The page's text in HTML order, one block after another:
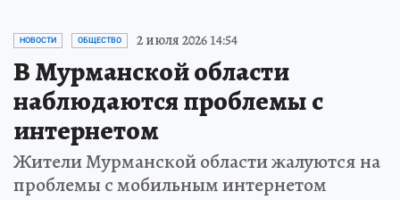
НОВОСТИ ОБЩЕСТВО 2 июля 2026 14:54
В Мурманской области
наблюдаются проблемы с
интернетом
Жители Мурманской области жалуются на
проблемы с мобильным интернетом